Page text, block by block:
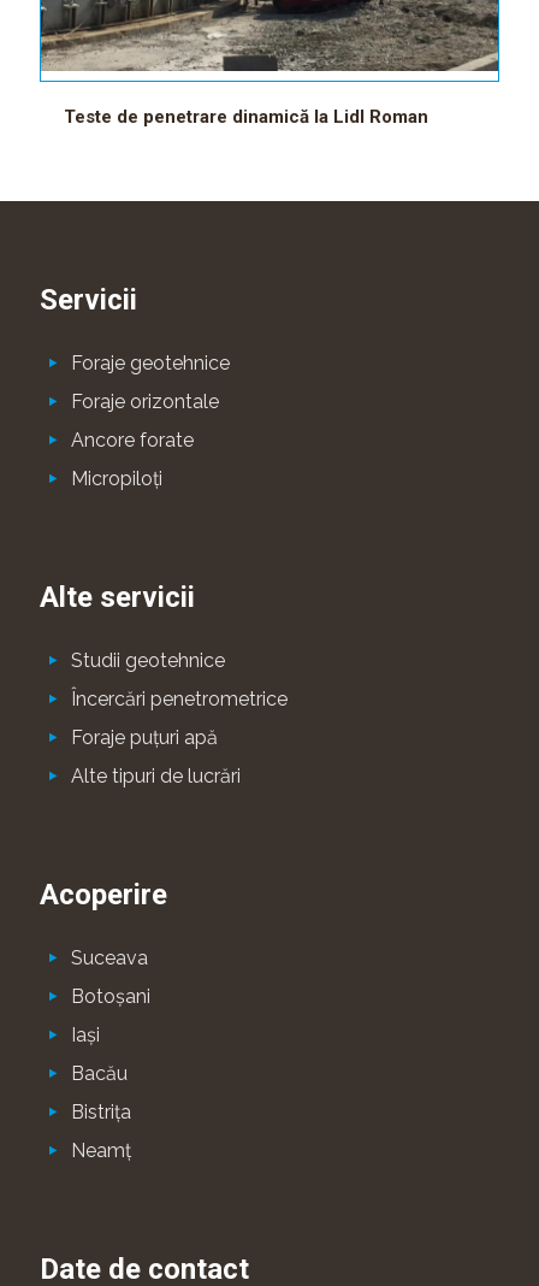
Teste de penetrare dinamică la Lidl Roman
Teste de penetrare dinamică la Lidl Roman
Servicii
Foraje geotehnice
Foraje orizontale
Ancore forate
Micropiloţi
Alte servicii
Studii geotehnice
Încercări penetrometrice
Foraje puţuri apă
Alte tipuri de lucrări
Acoperire
Suceava
Botoşani
Iaşi
Bacău
Bistriţa
Neamţ
Date de contact